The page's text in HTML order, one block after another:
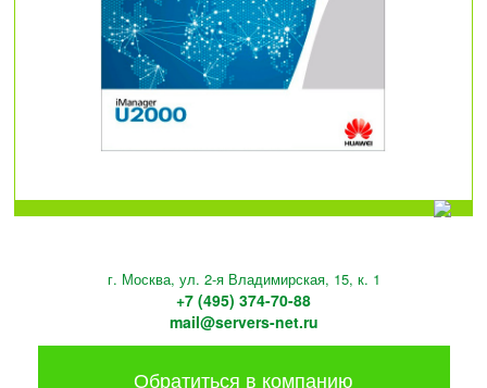
г. Москва, ул. 2-я Владимирская, 15, к. 1
+7 (495) 374-70-88
mail@servers-net.ru
Обратиться в компанию